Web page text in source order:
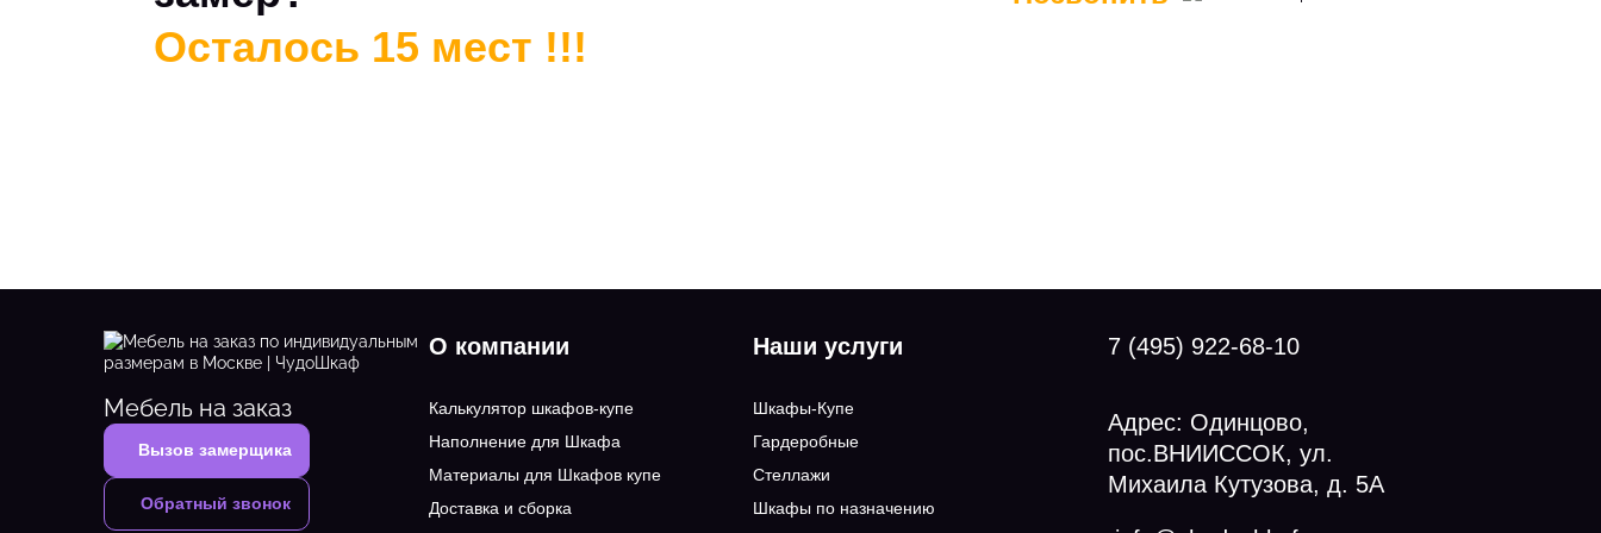
Осталось 15 мест !!!
Мебель на заказ
Вызов замерщика
Обратный звонок
О компании
Калькулятор шкафов-купе
Наполнение для Шкафа
Материалы для Шкафов купе
Доставка и сборка
Наши услуги
Шкафы-Купе
Гардеробные
Стеллажи
Шкафы по назначению
7 (495) 922-68-10
Адрес: Одинцово,
пос.ВНИИССОК, ул.
Михаила Кутузова, д. 5А